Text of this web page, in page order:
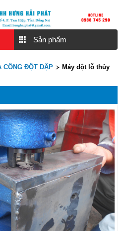
Sản phẩm
CÔNG ĐỘT DẬP
Máy đột lỗ thủy